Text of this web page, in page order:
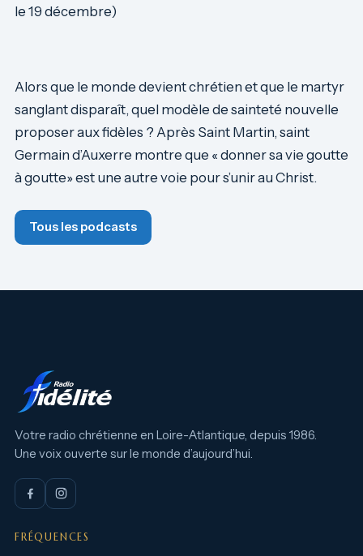
le 19 décembre)
Alors que le monde devient chrétien et que le martyr
sanglant disparaît, quel modèle de sainteté nouvelle
proposer aux fidèles ? Après Saint Martin, saint
Germain d’Auxerre montre que « donner sa vie goutte
à goutte» est une autre voie pour s’unir au Christ.
Tous les podcasts
Votre radio chrétienne en Loire-Atlantique, depuis 1986.
Une voix ouverte sur le monde d’aujourd’hui.
FRÉQUENCES